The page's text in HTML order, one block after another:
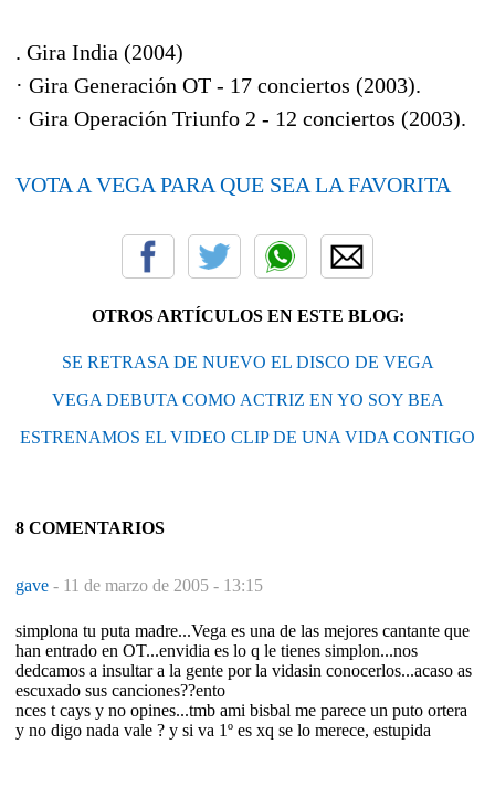
. Gira India (2004)
· Gira Generación OT - 17 conciertos (2003).
· Gira Operación Triunfo 2 - 12 conciertos (2003).
VOTA A VEGA PARA QUE SEA LA FAVORITA
OTROS ARTÍCULOS EN ESTE BLOG:
SE RETRASA DE NUEVO EL DISCO DE VEGA
VEGA DEBUTA COMO ACTRIZ EN YO SOY BEA
ESTRENAMOS EL VIDEO CLIP DE UNA VIDA CONTIGO
8 COMENTARIOS
gave - 11 de marzo de 2005 - 13:15
simplona tu puta madre...Vega es una de las mejores cantante que
han entrado en OT...envidia es lo q le tienes simplon...nos
dedcamos a insultar a la gente por la vidasin conocerlos...acaso as
escuxado sus canciones??ento
nces t cays y no opines...tmb ami bisbal me parece un puto ortera
y no digo nada vale ? y si va 1º es xq se lo merece, estupida